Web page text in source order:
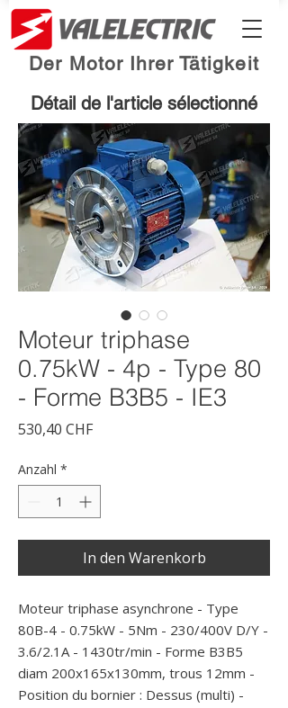
Der Motor Ihrer Tätigkeit
Détail de l'article sélectionné
Moteur triphase
0.75kW - 4p - Type 80
- Forme B3B5 - IE3
530,40 CHFPreis
Anzahl *
In den Warenkorb
Moteur triphase asynchrone - Type
80B-4 - 0.75kW - 5Nm - 230/400V D/Y -
3.6/2.1A - 1430tr/min - Forme B3B5
diam 200x165x130mm, trous 12mm -
Position du bornier : Dessus (multi) -